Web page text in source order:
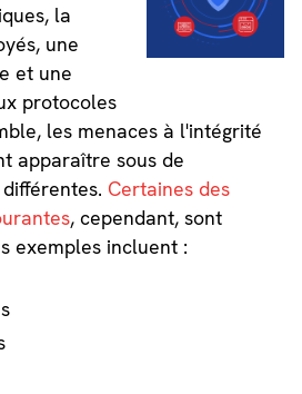
la
une
et une
protocoles
les menaces à l'intégrité
apparaître sous de
Certaines des
, cependant, sont
exemples incluent :